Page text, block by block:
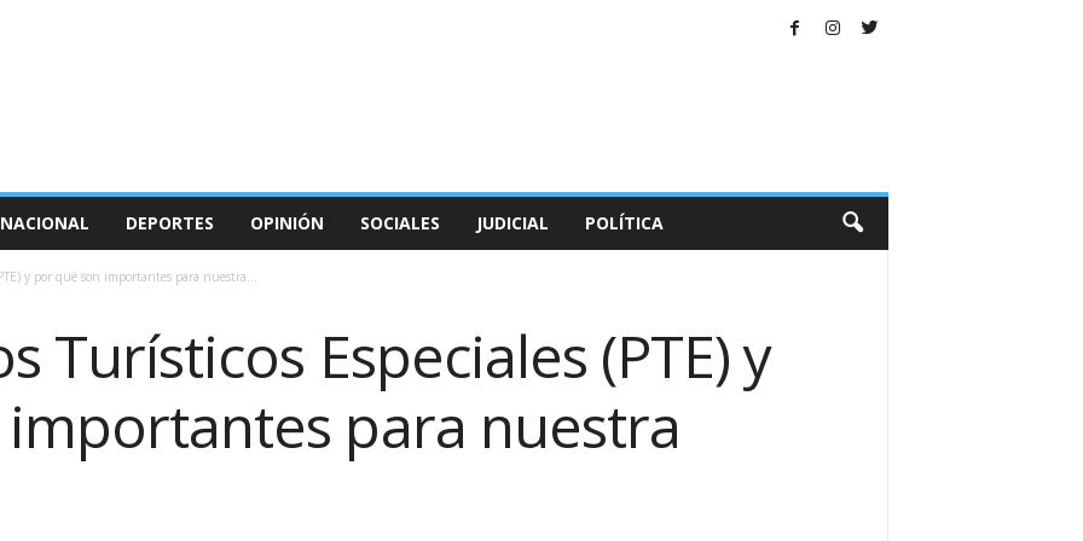
NACIONAL DEPORTES OPINIÓN SOCIALES JUDICIAL POLÍTICA
y por qué son importantes para nuestra...
Turísticos Especiales (PTE) y
para nuestra